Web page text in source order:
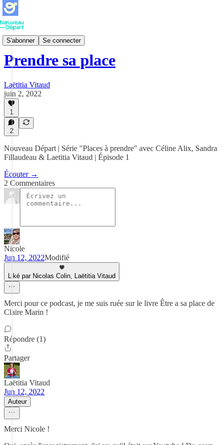
S'abonner Se connecter
Places à prendre
Prendre sa place
Laëtitia Vitaud
juin 2, 2022
1
2
Nouveau Départ | Série "Places à prendre" avec Céline Alix, Sandra
Fillaudeau & Laetitia Vitaud | Épisode 1
Écouter →
2 Commentaires
Nicole
Jun 12, 2022Modifié
Liké par Nicolas Colin, Laëtitia Vitaud
Merci pour ce podcast, je me suis ruée sur le livre Être a sa place de
Claire Marin !
Répondre (1)
Partager
Laëtitia Vitaud
Jun 12, 2022
Auteur
Merci Nicole !